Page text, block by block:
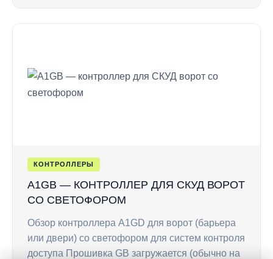
КОНТРОЛЛЕРЫ
A1GB — КОНТРОЛЛЕР ДЛЯ СКУД ВОРОТ
СО СВЕТОФОРОМ
Обзор контроллера A1GD для ворот (барьера
или двери) со светофором для систем контроля
доступа Прошивка GB загружается (обычно на